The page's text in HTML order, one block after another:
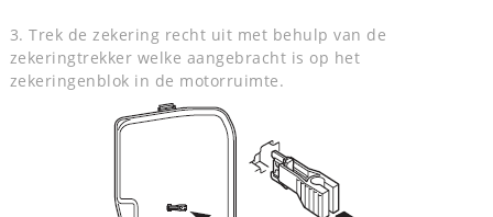
3. Trek de zekering recht uit met behulp van de
zekeringtrekker welke aangebracht is op het
zekeringenblok in de motorruimte.